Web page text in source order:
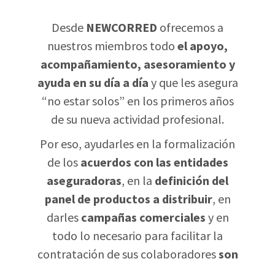
Desde NEWCORRED ofrecemos a
nuestros miembros todo el apoyo,
acompañamiento, asesoramiento y
ayuda en su día a día y que les asegura
“no estar solos” en los primeros años
de su nueva actividad profesional.
Por eso, ayudarles en la formalización
de los acuerdos con las entidades
aseguradoras, en la definición del
panel de productos a distribuir, en
darles campañas comerciales y en
todo lo necesario para facilitar la
contratación de sus colaboradoresson